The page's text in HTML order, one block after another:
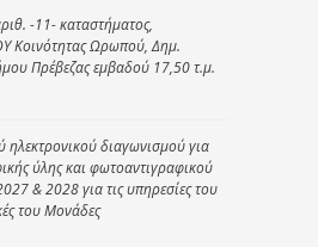
-11- καταστήματος,
Κοινότητας Ωρωπού, Δημ.
Πρέβεζας εμβαδού 17,50 τ.μ.
διαγωνισμού για
ύλης και φωτοαντιγραφικού
& 2028 για τις υπηρεσίες του
του Μονάδες